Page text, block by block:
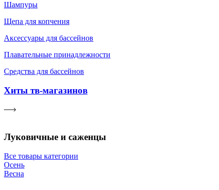
Шампуры
Щепа для копчения
Аксессуары для бассейнов
Плавательные принадлежности
Средства для бассейнов
Хиты тв-магазинов
Луковичные и саженцы
Все товары категории
Осень
Весна